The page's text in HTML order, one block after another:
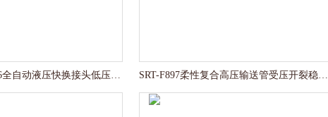
赛锐特 SRT-Z406全自动液压快换接头低压泄漏测试仪性能参数 SRT-F897柔性复合高压输送管受压开裂稳定性测试仪。